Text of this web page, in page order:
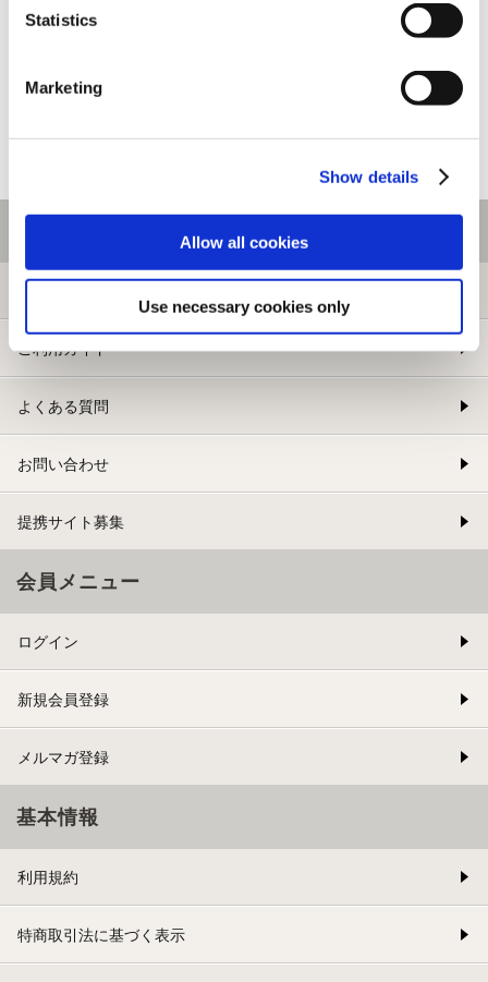
Statistics
Marketing
Show details
Allow all cookies
Use necessary cookies only
ご利用ガイド
よくある質問
お問い合わせ
提携サイト募集
会員メニュー
ログイン
新規会員登録
メルマガ登録
基本情報
利用規約
特商取引法に基づく表示